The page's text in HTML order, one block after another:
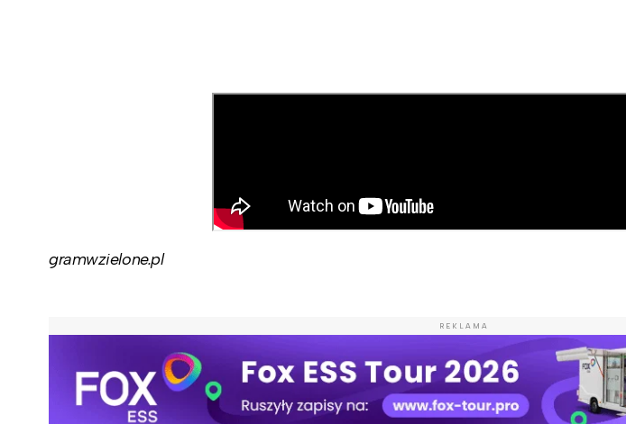
gramwzielone.pl
REKLAMA